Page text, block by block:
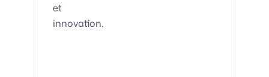
et
innovation.